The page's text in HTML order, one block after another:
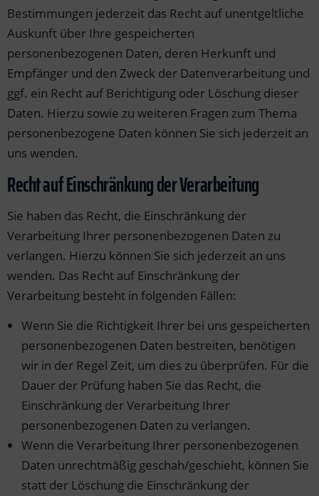
Bestimmungen jederzeit das Recht auf unentgeltliche
Auskunft über Ihre gespeicherten
personenbezogenen Daten, deren Herkunft und
Empfänger und den Zweck der Datenverarbeitung und
ggf. ein Recht auf Berichtigung oder Löschung dieser
Daten. Hierzu sowie zu weiteren Fragen zum Thema
personenbezogene Daten können Sie sich jederzeit an
uns wenden.
Recht auf Einschränkung der Verarbeitung
Sie haben das Recht, die Einschränkung der
Verarbeitung Ihrer personenbezogenen Daten zu
verlangen. Hierzu können Sie sich jederzeit an uns
wenden. Das Recht auf Einschränkung der
Verarbeitung besteht in folgenden Fällen:
Wenn Sie die Richtigkeit Ihrer bei uns gespeicherten
personenbezogenen Daten bestreiten, benötigen
wir in der Regel Zeit, um dies zu überprüfen. Für die
Dauer der Prüfung haben Sie das Recht, die
Einschränkung der Verarbeitung Ihrer
personenbezogenen Daten zu verlangen.
Wenn die Verarbeitung Ihrer personenbezogenen
Daten unrechtmäßig geschah/geschieht, können Sie
statt der Löschung die Einschränkung der